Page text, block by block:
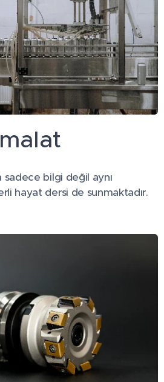
bilgi değil aynı
hayat dersi de sunmaktadır.